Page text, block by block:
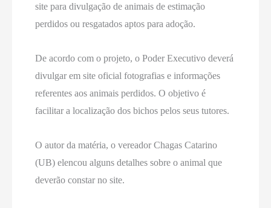
site para divulgação de animais de estimação
perdidos ou resgatados aptos para adoção.
De acordo com o projeto, o Poder Executivo deverá
divulgar em site oficial fotografias e informações
referentes aos animais perdidos. O objetivo é
facilitar a localização dos bichos pelos seus tutores.
O autor da matéria, o vereador Chagas Catarino
(UB) elencou alguns detalhes sobre o animal que
deverão constar no site.